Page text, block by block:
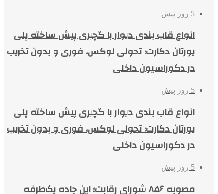
5 روز پیش
انواع قاب بندی دیوار با گچبری پیش ساخته پلی
یورتان دکارت؛ تحولی لوکس، فوری و بدون تخریب
در دکوراسیون داخلی
5 روز پیش
انواع قاب بندی دیوار با گچبری پیش ساخته پلی
یورتان دکارت؛ تحولی لوکس، فوری و بدون تخریب
در دکوراسیون داخلی
5 روز پیش
مصوبه ۸۵۶ شورای رقابت؛ این جاده یک‌طرفه